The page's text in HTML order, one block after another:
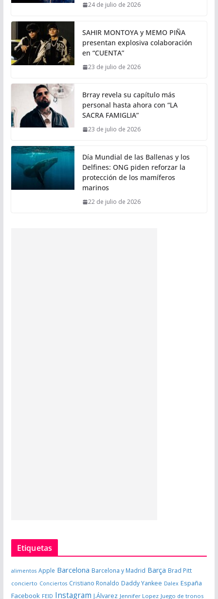
24 de julio de 2026
SAHIR MONTOYA y MEMO PIÑA
presentan explosiva colaboración
en “CUENTA”
23 de julio de 2026
Brray revela su capítulo más
personal hasta ahora con “LA
SACRA FAMIGLIA”
23 de julio de 2026
Día Mundial de las Ballenas y los
Delfines: ONG piden reforzar la
protección de los mamíferos
marinos
22 de julio de 2026
Etiquetas
alimentos Apple Barcelona Barcelona y Madrid Barça Brad Pitt
concierto Conciertos Cristiano Ronaldo Daddy Yankee Dalex España
Facebook FEID Instagram J.Álvarez Jennifer Lopez Juego de tronos